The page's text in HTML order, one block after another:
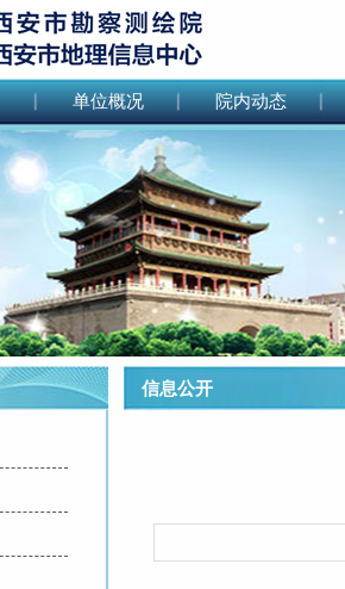
单位概况 院内动态
信息公开